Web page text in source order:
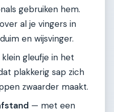
gebruiken hem.
al je vingers in
en wijsvinger.
gleufje in het
plakkerig sap zich
zwaarder maakt.
— met een